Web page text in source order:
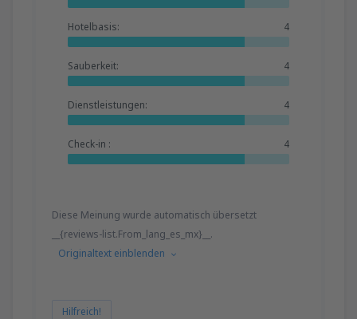
Hotelbasis: 4
Sauberkeit: 4
Dienstleistungen: 4
Check-in : 4
Diese Meinung wurde automatisch übersetzt
__{reviews-list.From_lang_es_mx}__.
Originaltext einblenden
Hilfreich!